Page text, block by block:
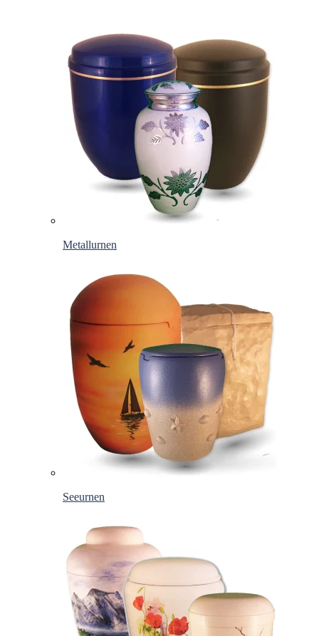
Metallurnen
Seeurnen